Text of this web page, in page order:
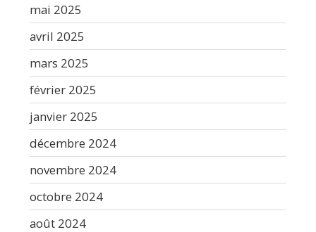
mai 2025
avril 2025
mars 2025
février 2025
janvier 2025
décembre 2024
novembre 2024
octobre 2024
août 2024